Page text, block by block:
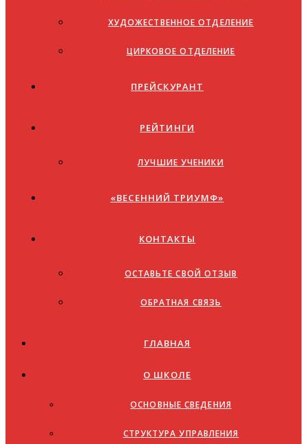
ХУДОЖЕСТВЕННОЕ ОТДЕЛЕНИЕ
ЦИРКОВОЕ ОТДЕЛЕНИЕ
ПРЕЙСКУРАНТ
РЕЙТИНГИ
ЛУЧШИЕ УЧЕНИКИ
«ВЕСЕННИЙ ТРИУМФ»
КОНТАКТЫ
ОСТАВЬТЕ СВОЙ ОТЗЫВ
ОБРАТНАЯ СВЯЗЬ
ГЛАВНАЯ
О ШКОЛЕ
ОСНОВНЫЕ СВЕДЕНИЯ
СТРУКТУРА УПРАВЛЕНИЯ